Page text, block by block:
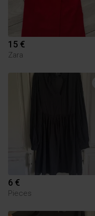
15 €
Zara
6 €
Pieces